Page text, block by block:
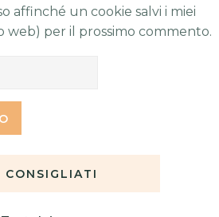
affinché un cookie salvi i miei
web) per il prossimo commento.
CONSIGLIATI